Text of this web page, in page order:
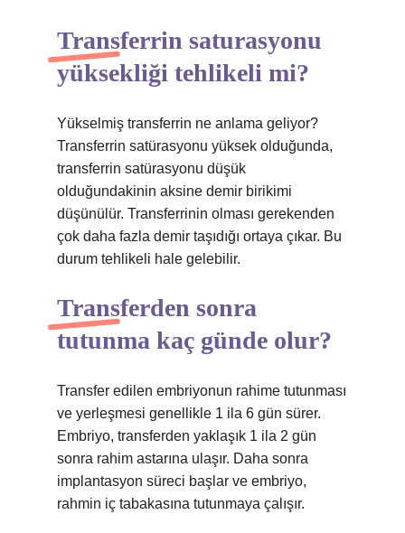
Transferrin saturasyonu
yüksekliği tehlikeli mi?
Yükselmiş transferrin ne anlama geliyor?
Transferrin satürasyonu yüksek olduğunda,
transferrin satürasyonu düşük
olduğundakinin aksine demir birikimi
düşünülür. Transferrinin olması gerekenden
çok daha fazla demir taşıdığı ortaya çıkar. Bu
durum tehlikeli hale gelebilir.
Transferden sonra
tutunma kaç günde olur?
Transfer edilen embriyonun rahime tutunması
ve yerleşmesi genellikle 1 ila 6 gün sürer.
Embriyo, transferden yaklaşık 1 ila 2 gün
sonra rahim astarına ulaşır. Daha sonra
implantasyon süreci başlar ve embriyo,
rahmin iç tabakasına tutunmaya çalışır.